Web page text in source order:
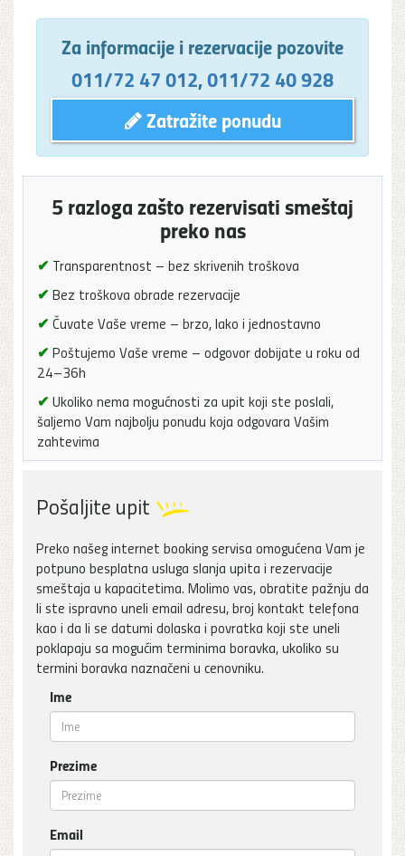
Za informacije i rezervacije pozovite
011/72 47 012,011/72 40 928
Zatražite ponudu
5 razloga zašto rezervisati smeštaj
preko nas
✔ Transparentnost – bez skrivenih troškova
✔ Bez troškova obrade rezervacije
✔ Čuvate Vaše vreme – brzo, lako i jednostavno
✔ Poštujemo Vaše vreme – odgovor dobijate u roku od
24–36h
✔ Ukoliko nema mogućnosti za upit koji ste poslali,
šaljemo Vam najbolju ponudu koja odgovara Vašim
zahtevima
Pošaljite upit
Preko našeg internet booking servisa omogućena Vam je
potpuno besplatna usluga slanja upita i rezervacije
smeštaja u kapacitetima. Molimo vas, obratite pažnju da
li ste ispravno uneli email adresu, broj kontakt telefona
kao i da li se datumi dolaska i povratka koji ste uneli
poklapaju sa mogućim terminima boravka, ukoliko su
termini boravka naznačeni u cenovniku.
Ime
Prezime
Email